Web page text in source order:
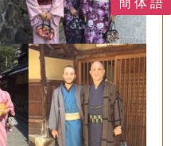
簡 体 語